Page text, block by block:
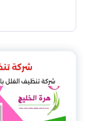
شركة
شركة تنظيف الفلل